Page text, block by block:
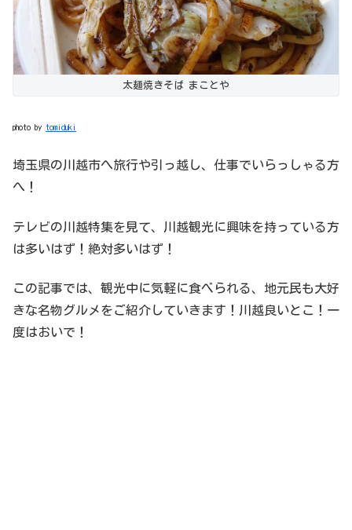
太麺焼きそば まことや
photo by tomiduki
埼玉県の川越市へ旅行や引っ越し、仕事でいらっしゃる方
へ！
テレビの川越特集を見て、川越観光に興味を持っている方
は多いはず！絶対多いはず！
この記事では、観光中に気軽に食べられる、地元民も大好
きな名物グルメをご紹介していきます！川越良いとこ！一
度はおいで！